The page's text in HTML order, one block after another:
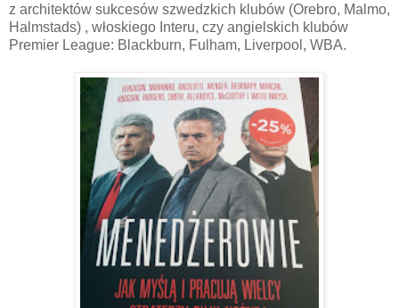
z architektów sukcesów szwedzkich klubów (Orebro, Malmo,
Halmstads) , włoskiego Interu, czy angielskich klubów
Premier League: Blackburn, Fulham, Liverpool, WBA.